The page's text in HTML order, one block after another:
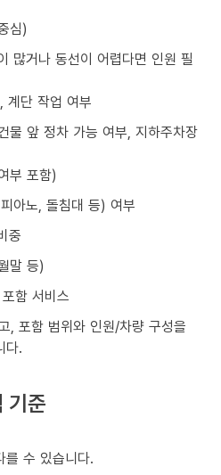
심)
많거나 동선이 어렵다면 인원 필
계단 작업 여부
물 앞 정차 가능 여부, 지하주차장
부 포함)
아노, 돌침대 등) 여부
중
말 등)
함 서비스
, 포함 범위와 인원/차량 구성을
다.
기준
를 수 있습니다.